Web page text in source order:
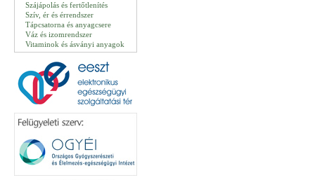
Szájápolás és fertőtlenítés
Szív, ér és érrendszer
Tápcsatorna és anyagcsere
Váz és izomrendszer
Vitaminok és ásványi anyagok